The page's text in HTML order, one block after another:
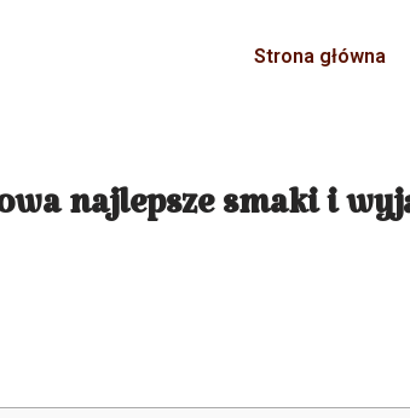
Strona główna
najlepsze smaki i